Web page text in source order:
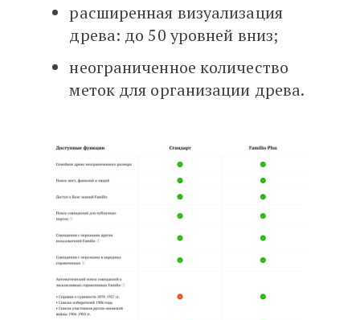
расширенная визуализация
древа: до 50 уровней вниз;
неограниченное количество
меток для организации древа.